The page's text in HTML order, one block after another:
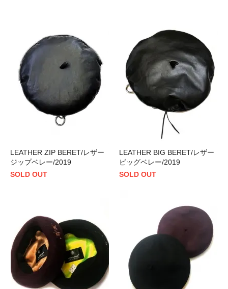
LEATHER ZIP BERET/レザー
ジップベレー/2019
SOLD OUT
LEATHER BIG BERET/レザー
ビッグベレー/2019
SOLD OUT